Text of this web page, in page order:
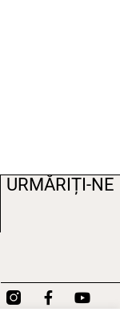
URMĂRIȚI-NE